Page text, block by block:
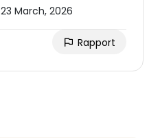
23 March, 2026
Rapport